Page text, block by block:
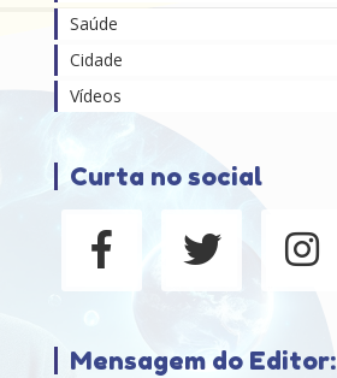
Saúde
Cidade
Vídeos
Curta no social
Mensagem do Editor: